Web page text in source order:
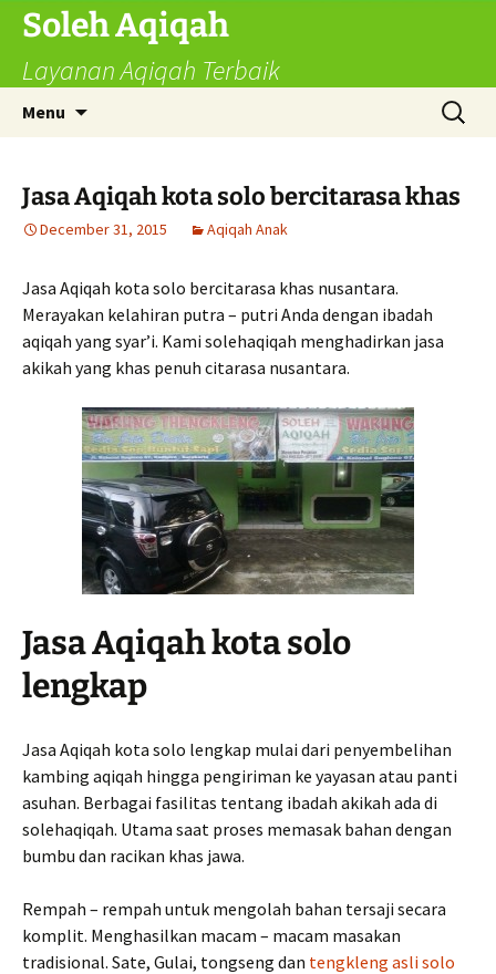
Skip
content
Soleh Aqiqah
Layanan Aqiqah Terbaik
Menu
Search
for:
Jasa Aqiqah kota solo bercitarasa khas
December 31, 2015 Aqiqah Anak
Jasa Aqiqah kota solo bercitarasa khas nusantara.
Merayakan kelahiran putra – putri Anda dengan ibadah
aqiqah yang syar’i. Kami solehaqiqah menghadirkan jasa
akikah yang khas penuh citarasa nusantara.
Jasa Aqiqah kota solo
lengkap
Jasa Aqiqah kota solo lengkap mulai dari penyembelihan
kambing aqiqah hingga pengiriman ke yayasan atau panti
asuhan. Berbagai fasilitas tentang ibadah akikah ada di
solehaqiqah. Utama saat proses memasak bahan dengan
bumbu dan racikan khas jawa.
Rempah – rempah untuk mengolah bahan tersaji secara
komplit. Menghasilkan macam – macam masakan
tradisional. Sate, Gulai, tongseng dan tengkleng asli solo